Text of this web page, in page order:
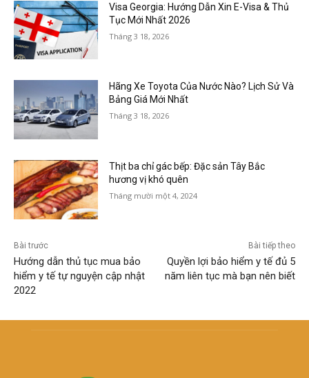
Visa Georgia: Hướng Dẫn Xin E-Visa & Thủ
Tục Mới Nhất 2026
Tháng 3 18, 2026
Hãng Xe Toyota Của Nước Nào? Lịch Sử Và
Bảng Giá Mới Nhất
Tháng 3 18, 2026
Thịt ba chỉ gác bếp: Đặc sản Tây Bắc
hương vị khó quên
Tháng mười một 4, 2024
Bài trước
Hướng dẫn thủ tục mua bảo
hiểm y tế tự nguyện cập nhật
2022
Bài tiếp theo
Quyền lợi bảo hiểm y tế đủ 5
năm liên tục mà bạn nên biết